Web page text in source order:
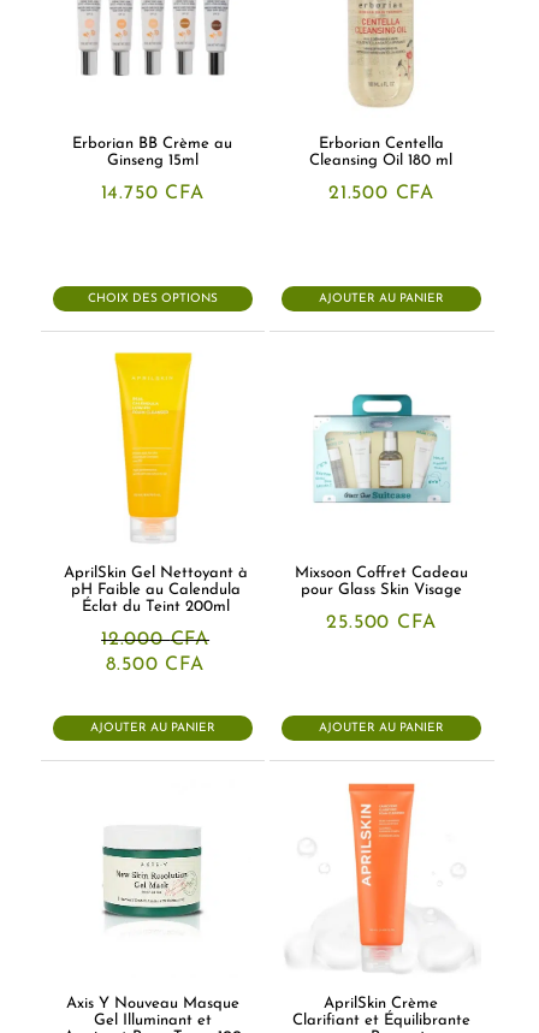
Erborian BB Crème au
Ginseng 15ml
14.750 CFA
CHOIX DES OPTIONS
Erborian Centella
Cleansing Oil 180 ml
21.500 CFA
AJOUTER AU PANIER
AprilSkin Gel Nettoyant à
pH Faible au Calendula
Éclat du Teint 200ml
12.000CFA
Le
était :
12.000 CFA.
8.500 CFA
est :
8.500 CFA.
AJOUTER AU PANIER
Mixsoon Coffret Cadeau
pour Glass Skin Visage
25.500 CFA
AJOUTER AU PANIER
Axis Y Nouveau Masque
Gel Illuminant et
AprilSkin Crème
Clarifiant et Équilibrante